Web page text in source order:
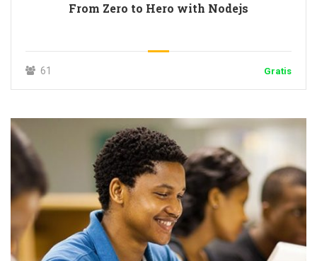
From Zero to Hero with Nodejs
61 Gratis